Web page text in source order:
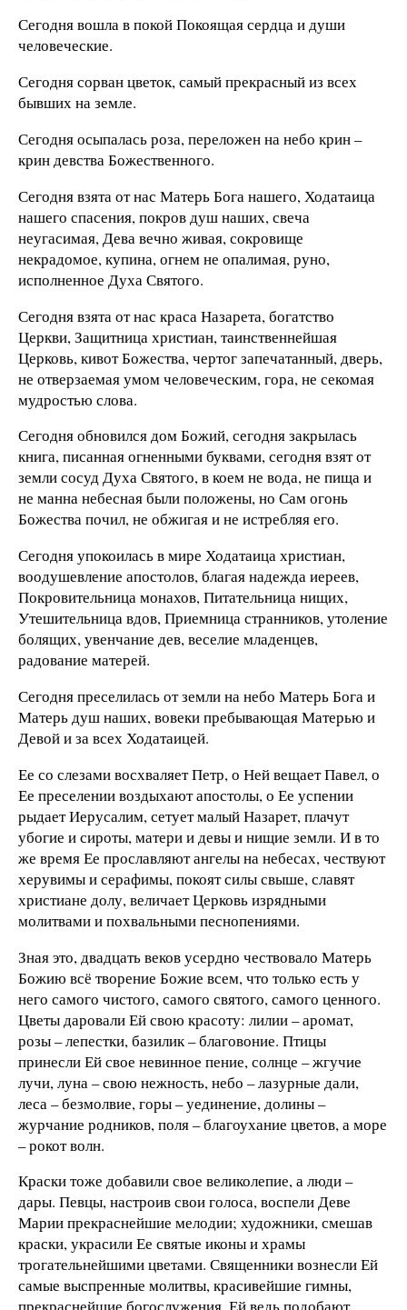
Сегодня вошла в покой Покоящая сердца и души
человеческие.
Сегодня сорван цветок, самый прекрасный из всех
бывших на земле.
Сегодня осыпалась роза, переложен на небо крин –
крин девства Божественного.
Сегодня взята от нас Матерь Бога нашего, Ходатаица
нашего спасения, покров душ наших, свеча
неугасимая, Дева вечно живая, сокровище
некрадомое, купина, огнем не опалимая, руно,
исполненное Духа Святого.
Сегодня взята от нас краса Назарета, богатство
Церкви, Защитница христиан, таинственнейшая
Церковь, кивот Божества, чертог запечатанный, дверь,
не отверзаемая умом человеческим, гора, не секомая
мудростью слова.
Сегодня обновился дом Божий, сегодня закрылась
книга, писанная огненными буквами, сегодня взят от
земли сосуд Духа Святого, в коем не вода, не пища и
не манна небесная были положены, но Сам огонь
Божества почил, не обжигая и не истребляя его.
Сегодня упокоилась в мире Ходатаица христиан,
воодушевление апостолов, благая надежда иереев,
Покровительница монахов, Питательница нищих,
Утешительница вдов, Приемница странников, утоление
болящих, увенчание дев, веселие младенцев,
радование матерей.
Сегодня преселилась от земли на небо Матерь Бога и
Матерь душ наших, вовеки пребывающая Матерью и
Девой и за всех Ходатаицей.
Ее со слезами восхваляет Петр, о Ней вещает Павел, о
Ее преселении воздыхают апостолы, о Ее успении
рыдает Иерусалим, сетует малый Назарет, плачут
убогие и сироты, матери и девы и нищие земли. И в то
же время Ее прославляют ангелы на небесах, чествуют
херувимы и серафимы, покоят силы свыше, славят
христиане долу, величает Церковь изрядными
молитвами и похвальными песнопениями.
Зная это, двадцать веков усердно чествовало Матерь
Божию всё творение Божие всем, что только есть у
него самого чистого, самого святого, самого ценного.
Цветы даровали Ей свою красоту: лилии – аромат,
розы – лепестки, базилик – благовоние. Птицы
принесли Ей свое невинное пение, солнце – жгучие
лучи, луна – свою нежность, небо – лазурные дали,
леса – безмолвие, горы – уединение, долины –
журчание родников, поля – благоухание цветов, а море
– рокот волн.
Краски тоже добавили свое великолепие, а люди –
дары. Певцы, настроив свои голоса, воспели Деве
Марии прекраснейшие мелодии; художники, смешав
краски, украсили Ее святые иконы и храмы
трогательнейшими цветами. Священники вознесли Ей
самые выспренные молитвы, красивейшие гимны,